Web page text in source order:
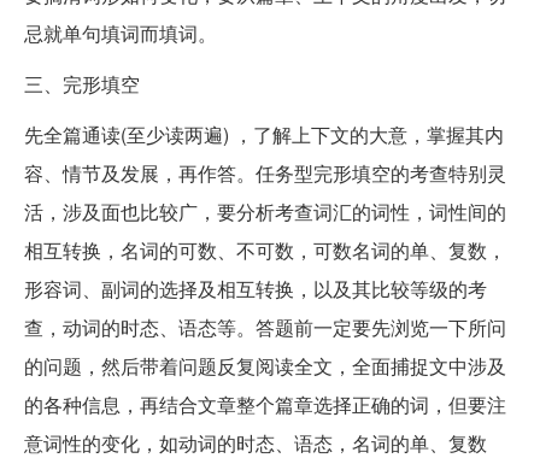
忌就单句填词而填词。
三、完形填空
先全篇通读(至少读两遍) ，了解上下文的大意，掌握其内
容、情节及发展，再作答。任务型完形填空的考查特别灵
活，涉及面也比较广，要分析考查词汇的词性，词性间的
相互转换，名词的可数、不可数，可数名词的单、复数，
形容词、副词的选择及相互转换，以及其比较等级的考
查，动词的时态、语态等。答题前一定要先浏览一下所问
的问题，然后带着问题反复阅读全文，全面捕捉文中涉及
的各种信息，再结合文章整个篇章选择正确的词，但要注
意词性的变化，如动词的时态、语态，名词的单、复数